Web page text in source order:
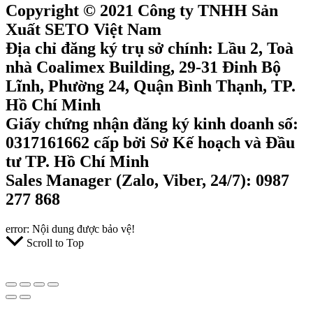
Copyright © 2021 Công ty TNHH Sản
Xuất SETO Việt Nam
Địa chỉ đăng ký trụ sở chính: Lầu 2, Toà
nhà Coalimex Building, 29-31 Đinh Bộ
Lĩnh, Phường 24, Quận Bình Thạnh, TP.
Hồ Chí Minh
Giấy chứng nhận đăng ký kinh doanh số:
0317161662 cấp bởi Sở Kế hoạch và Đầu
tư TP. Hồ Chí Minh
Sales Manager (Zalo, Viber, 24/7): 0987
277 868
error: Nội dung được bảo vệ!
Scroll to Top